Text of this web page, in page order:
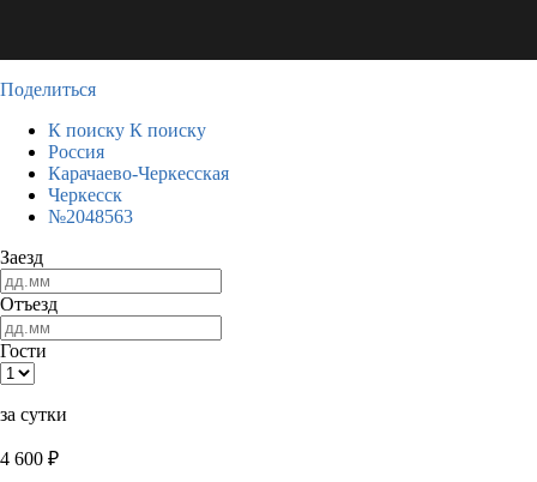
Поделиться
К поиску К поиску
Россия
Карачаево-Черкесская
Черкесск
№2048563
Заезд
Отъезд
Гости
за сутки
4 600 ₽